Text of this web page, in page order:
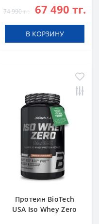
74 990 тг. 67 490 тг.
В КОРЗИНУ
Протеин BioTech
USA Iso Whey Zero